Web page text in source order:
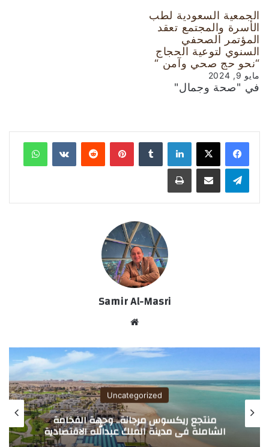
الجمعیة السعودية لطب
الأسرة والمجتمع تعقد
المؤتمر الصحفي
السنوي لتوعية الحجاج
“نحو حج صحي وآمن “
مايو 9, 2024
في "صحة وجمال"
لينكدإن بينتيريست
Samir Al-Masri
الوي
ب
Uncategorized
منتجع ريكسوس مرجانة.. وجهة الفخامة
الشاملة في مدينة الملك عبدالله الاقتصادية